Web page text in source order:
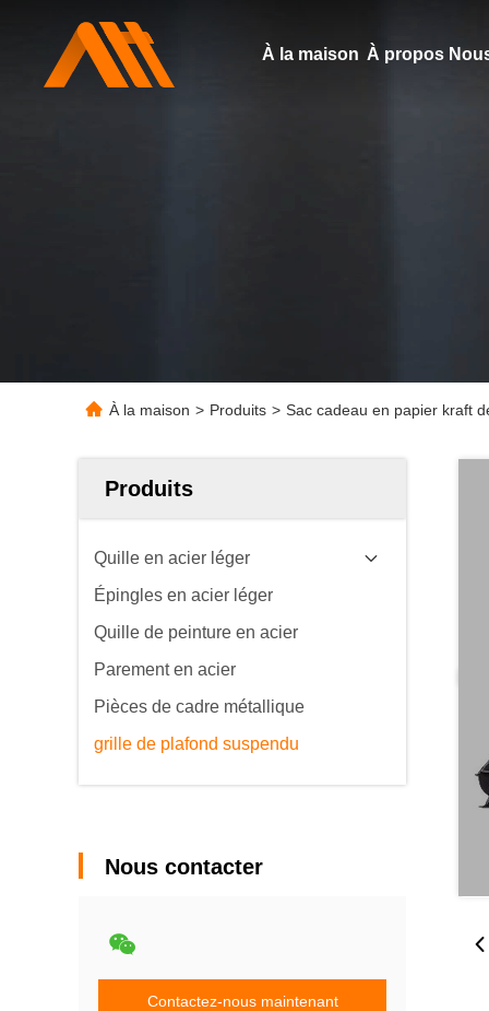
À la maison À propos
À la maison > Produits > Sac cadeau en papier kraft
Produits
Quille en acier léger
Épingles en acier léger
Quille de peinture en acier
Parement en acier
Pièces de cadre métallique
grille de plafond suspendu
Nous contacter
Contactez-nous maintenant